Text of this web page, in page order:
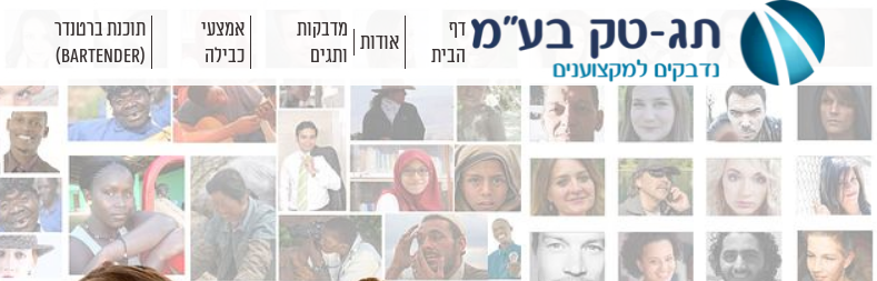
דף
הבית
אודות
מדבקות
ותגים
אמצעי
כבילה
תוכנת ברטנדר
(BarTender)